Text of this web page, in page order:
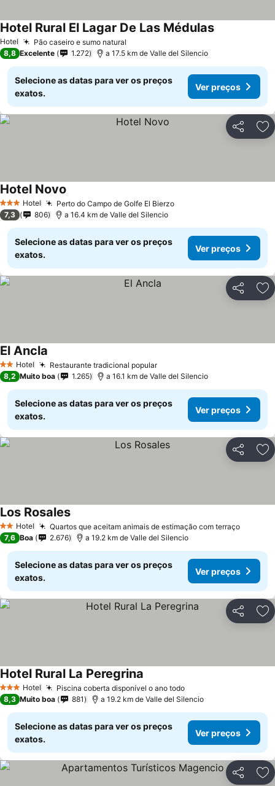
Hotel Pão caseiro e sumo natural
Hotel Rural El Lagar De Las Médulas
8,8 Excelente 1.272 a 17.5 km de Valle del Silencio
Selecione as datas para ver os preços
exatos.
Ver preços
Partilhar
3 EstrelasHotel Perto do Campo de Golfe El Bierzo
Hotel Novo
7,3 806 a 16.4 km de Valle del Silencio
Selecione as datas para ver os preços
exatos.
Ver preços
Partilhar
2 Estrelas
Hotel Restaurante tradicional popular
El Ancla
8,2 Muito boa 1.265 a 16.1 km de Valle del Silencio
Selecione as datas para ver os preços
exatos.
Ver preços
Partilhar
2 Estrelas
Hotel Quartos que aceitam animais de estimação com terraço
Los Rosales
7,6 Boa 2.676 a 19.2 km de Valle del Silencio
Selecione as datas para ver os preços
exatos.
Ver preços
Partilhar
3 EstrelasHotel Piscina coberta disponível o ano todo
Hotel Rural La Peregrina
8,3 Muito boa 881 a 19.2 km de Valle del Silencio
Selecione as datas para ver os preços
exatos.
Ver preços
Partilhar